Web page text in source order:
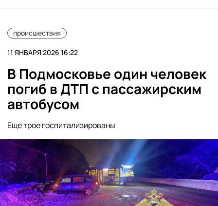
происшествия
11 ЯНВАРЯ 2026 16:22
В Подмосковье один человек
погиб в ДТП с пассажирским
автобусом
Еще трое госпитализированы